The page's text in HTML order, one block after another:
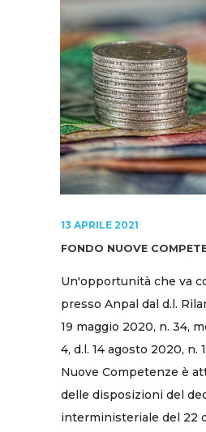
13 APRILE 2021
FONDO NUOVE
Un'opportunità che va
presso Anpal dal d.l.
19 maggio 2020, n. 34,
4, d.l. 14 agosto 2020, n.
Nuove Competenze è
delle disposizioni del
interministeriale del 22